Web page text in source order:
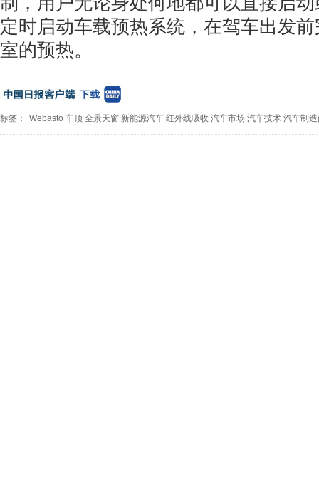
定时启动车载预热系统，在驾车出发
室的预热。
标签： Webasto 车顶 全景天窗 新能源汽车 红外线吸收 汽车市场 汽车技术 汽车制